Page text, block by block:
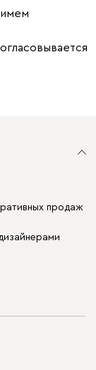
продаж